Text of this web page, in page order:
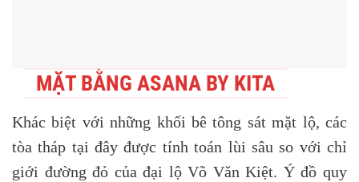
MẶT BẰNG ASANA BY KITA
Khác biệt với những khối bê tông sát mặt lộ, các
tòa tháp tại đây được tính toán lùi sâu so với chỉ
giới đường đỏ của đại lộ Võ Văn Kiệt. Ý đồ quy